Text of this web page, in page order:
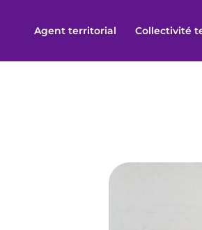
Agent territorial Collectivité